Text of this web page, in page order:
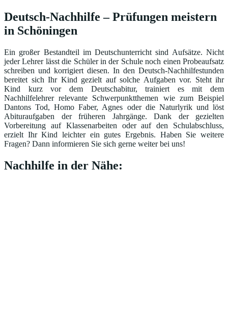
Deutsch-Nachhilfe – Prüfungen meistern
in Schöningen
Ein großer Bestandteil im Deutschunterricht sind Aufsätze. Nicht
jeder Lehrer lässt die Schüler in der Schule noch einen Probeaufsatz
schreiben und korrigiert diesen. In den Deutsch-Nachhilfestunden
bereitet sich Ihr Kind gezielt auf solche Aufgaben vor. Steht ihr
Kind kurz vor dem Deutschabitur, trainiert es mit dem
Nachhilfelehrer relevante Schwerpunktthemen wie zum Beispiel
Dantons Tod, Homo Faber, Agnes oder die Naturlyrik und löst
Abituraufgaben der früheren Jahrgänge. Dank der gezielten
Vorbereitung auf Klassenarbeiten oder auf den Schulabschluss,
erzielt Ihr Kind leichter ein gutes Ergebnis. Haben Sie weitere
Fragen? Dann informieren Sie sich gerne weiter bei uns!
Nachhilfe in der Nähe: